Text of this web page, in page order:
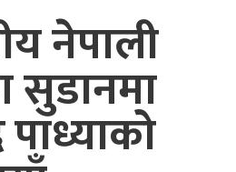
नेपाली
सुडानमा
पाध्याको